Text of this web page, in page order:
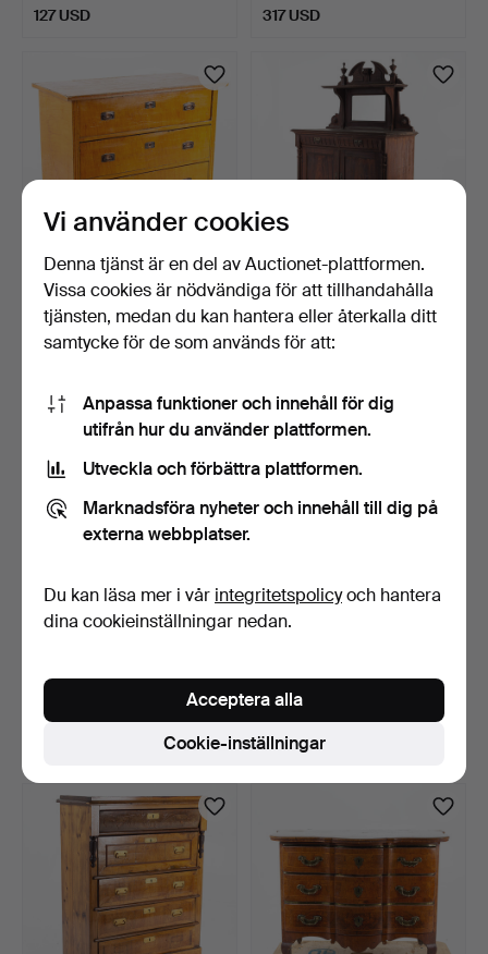
127 USD 317 USD
BYRÅ, jugend, 1900-talets
början.
SPEGELSKÄNK,nyrenässa
ns, sekelskiftet 1900.
8 dagar
talets senare del.
Värdering
talets andra hä…
8 dagar
Värdering
85 USD
Vi använder cookies
Denna tjänst är en del av Auctionet-plattformen.
Vissa cookies är nödvändiga för att tillhandahålla
tjänsten, medan du kan hantera eller återkalla ditt
samtycke för de som används för att:
Anpassa funktioner och innehåll för dig
utifrån hur du använder plattformen.
Utveckla och förbättra plattformen.
Marknadsföra nyheter och innehåll till dig på
externa webbplatser.
Du kan läsa mer i vår integritetspolicyoch hantera
dina cookieinställningar nedan.
Cookie-inställningar
Acceptera alla